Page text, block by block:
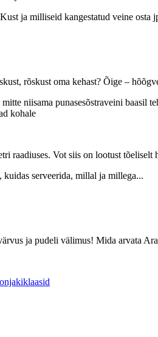
ja milliseid kangestatud veine osta
rõskust oma kehast? Õige –
niisama punasesõstraveini
kohale
raadiuses. Vot siis on lootust tõeliselt
serveerida, millal ja millega...
ja pudeli välimus! Mida arvata